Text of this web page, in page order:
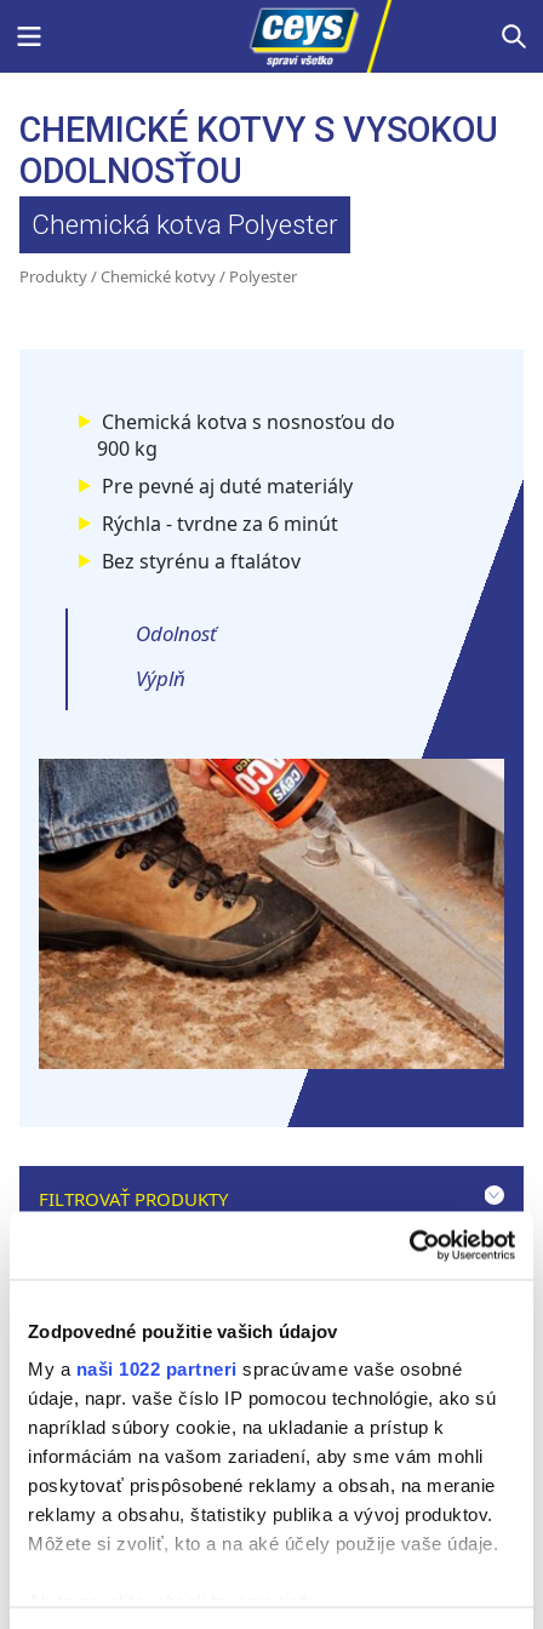
Zodpovedné použitie vašich údajov
My a naši 1022 partneri spracúvame vaše osobné
údaje, napr. vaše číslo IP pomocou technológie, ako sú
napríklad súbory cookie, na ukladanie a prístup k
informáciám na vašom zariadení, aby sme vám mohli
poskytovať prispôsobené reklamy a obsah, na meranie
reklamy a obsahu, štatistiky publika a vývoj produktov.
Môžete si zvoliť, kto a na aké účely použije vaše údaje.
Menu
CHEMICKÉ KOTVY S VYSOKOU
ODOLNOSŤOU
Chemická kotva Polyester
Produkty/Chemické kotvy/ Polyester
Chemická kotva s nosnosťou do
900 kg
Pre pevné aj duté materiály
Rýchla - tvrdne za 6 minút
Bez styrénu a ftalátov
Odolnosť
Výplň
FILTROVAŤ PRODUKTY